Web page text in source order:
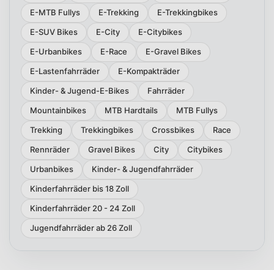
E-MTB Fullys
E-Trekking
E-Trekkingbikes
E-SUV Bikes
E-City
E-Citybikes
E-Urbanbikes
E-Race
E-Gravel Bikes
E-Lastenfahrräder
E-Kompakträder
Kinder- & Jugend-E-Bikes
Fahrräder
Mountainbikes
MTB Hardtails
MTB Fullys
Trekking
Trekkingbikes Crossbikes
Race
Rennräder
Gravel Bikes City
Citybikes
Urbanbikes
Kinder- & Jugendfahrräder
Kinderfahrräder bis 18 Zoll
Kinderfahrräder 20 - 24 Zoll
Jugendfahrräder ab 26 Zoll